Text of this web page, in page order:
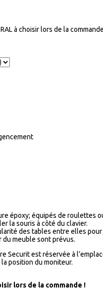
à choisir lors de la
époxy; équipés de roulettes
la souris à côté du clavier.
des tables entre elles
du meuble sont prévus.
Securit est réservée à
position du moniteur.
lors de la commande !